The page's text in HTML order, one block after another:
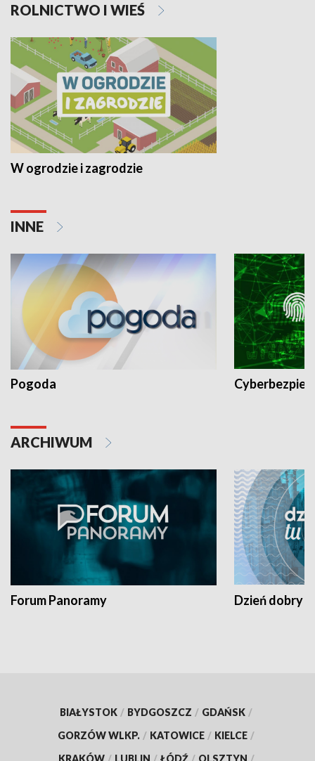
ROLNICTWO I WIEŚ
W ogrodzie i zagrodzie
INNE
Pogoda
ARCHIWUM
Forum Panoramy Dzień dobry
BIAŁYSTOK / BYDGOSZCZ / GDAŃSK /
GORZÓW WLKP. / KATOWICE / KIELCE /
KRAKÓW / LUBLIN / ŁÓDŹ / OLSZTYN /